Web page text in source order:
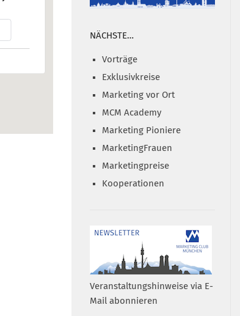
NÄCHSTE…
Vorträge
Exklusivkreise
Marketing vor Ort
MCM Academy
Marketing Pioniere
MarketingFrauen
Marketingpreise
Kooperationen
Veranstaltungshinweise via E-
Mail abonnieren